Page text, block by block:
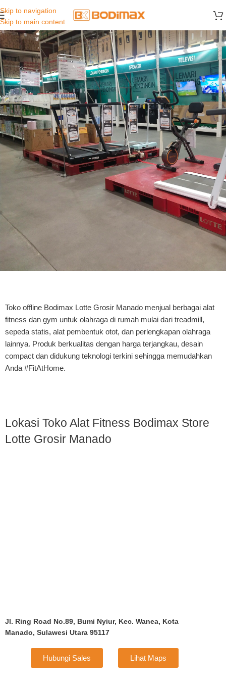
Skip to navigation
Skip to main content
Toko offline Bodimax Lotte Grosir Manado menjual berbagai alat
fitness dan gym untuk olahraga di rumah mulai dari treadmill,
sepeda statis, alat pembentuk otot, dan perlengkapan olahraga
lainnya. Produk berkualitas dengan harga terjangkau, desain
compact dan didukung teknologi terkini sehingga memudahkan
Anda #FitAtHome.
Lokasi Toko Alat Fitness Bodimax Store
Lotte Grosir Manado
Jl. Ring Road No.89, Bumi Nyiur, Kec. Wanea, Kota
Manado, Sulawesi Utara 95117
Hubungi Sales Lihat Maps